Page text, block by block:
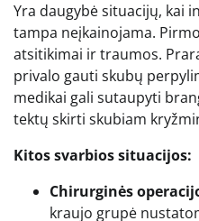
Yra daugybė situacijų, kai
tampa neįkainojama.
atsitikimai ir traumos.
privalo gauti skubų
medikai gali sutaupyti
tektų skirti skubiam
Kitos svarbios situacijos:
Chirurginės
kraujo grupė